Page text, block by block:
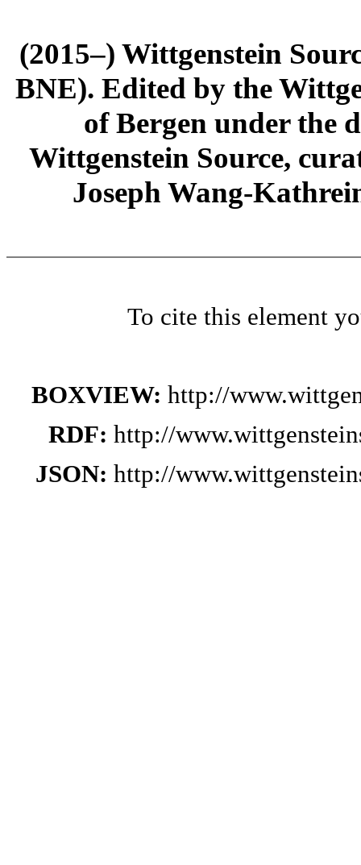
(2015–) Wittgenstein
BNE). Edited by the
of Bergen under the
Wittgenstein Source,
Joseph Wang-
To cite this element
BOXVIEW: http://
RDF: http://
JSON: http://